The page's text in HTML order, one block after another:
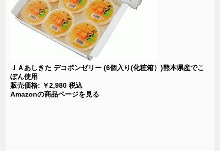
ＪＡあしきた デコポンゼリー (6個入り(化粧箱）)熊本県産でこ
ぽん使用
販売価格: ￥2,980 税込
Amazonの商品ページを見る